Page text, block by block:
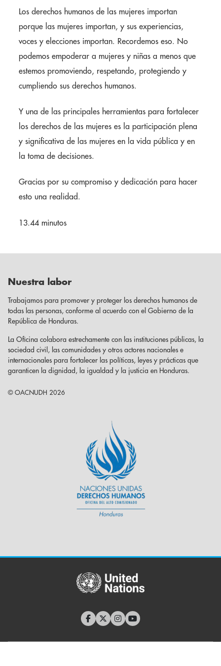
Los derechos humanos de las mujeres importan
porque las mujeres importan, y sus experiencias,
voces y elecciones importan. Recordemos eso. No
podemos empoderar a mujeres y niñas a menos que
estemos promoviendo, respetando, protegiendo y
cumpliendo sus derechos humanos.
Y una de las principales herramientas para fortalecer
los derechos de las mujeres es la participación plena
y significativa de las mujeres en la vida pública y en
la toma de decisiones.
Gracias por su compromiso y dedicación para hacer
esto una realidad.
13.44 minutos
Nuestra labor
Trabajamos para promover y proteger los derechos humanos de
todas las personas, conforme al acuerdo con el Gobierno de la
República de Honduras.
La Oficina colabora estrechamente con las instituciones públicas, la
sociedad civil, las comunidades y otros actores nacionales e
internacionales para fortalecer las políticas, leyes y prácticas que
garanticen la dignidad, la igualdad y la justicia en Honduras.
© OACNUDH 2026